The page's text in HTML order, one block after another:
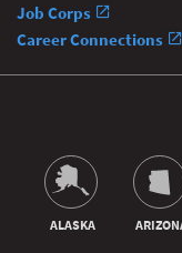
Job Corps
Career Connections